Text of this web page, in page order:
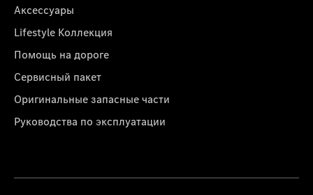
Аксессуары
Lifestyle Коллекция
Помощь на дороге
Сервисный пакет
Оригинальные запасные части
Руководства по эксплуатации